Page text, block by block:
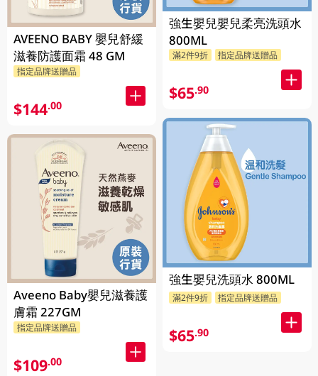
AVEENO BABY 嬰兒舒緩
滋養防護面霜 48 GM
指定品牌送贈品
$144.00
Aveeno Baby嬰兒滋養護
膚霜 227GM
指定品牌送贈品
$109.00
強生嬰兒嬰兒柔亮洗頭水
800ML
滿2件9折 指定品牌送贈品
$65.90
強生嬰兒洗頭水 800ML
滿2件9折 指定品牌送贈品
$65.90